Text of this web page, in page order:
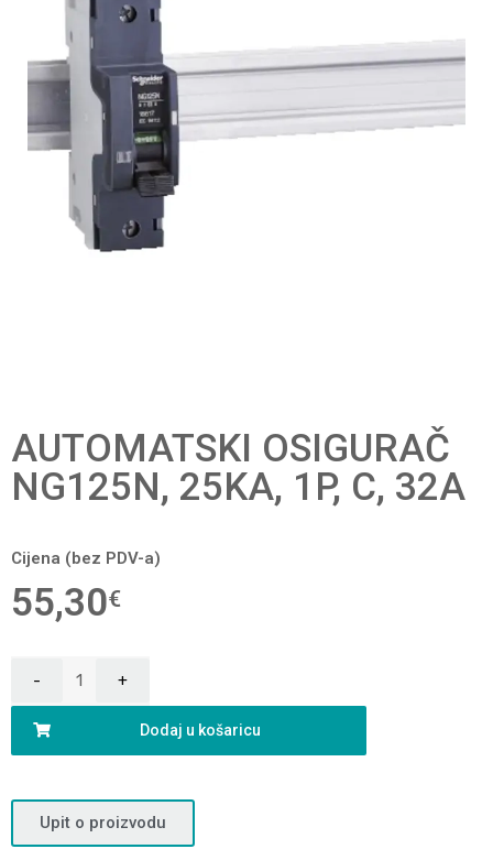
AUTOMATSKI OSIGURAČ
NG125N, 25KA, 1P, C, 32A
Cijena (bez PDV-a)
55,30€
Dodaj u košaricu
Upit o proizvodu